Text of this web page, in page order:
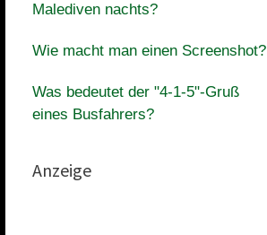
Malediven nachts?
Wie macht man einen Screenshot?
Was bedeutet der "4-1-5"-Gruß
eines Busfahrers?
Anzeige